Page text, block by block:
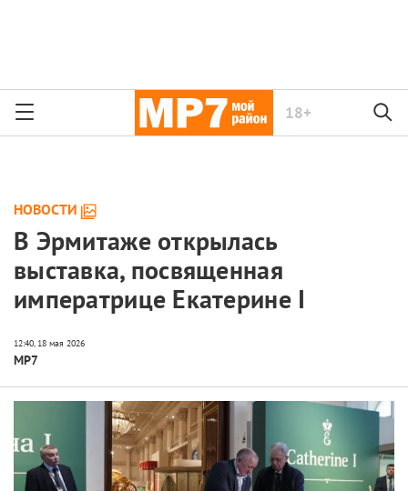
18+
НОВОСТИ
В Эрмитаже открылась
выставка, посвященная
императрице Екатерине I
МР7